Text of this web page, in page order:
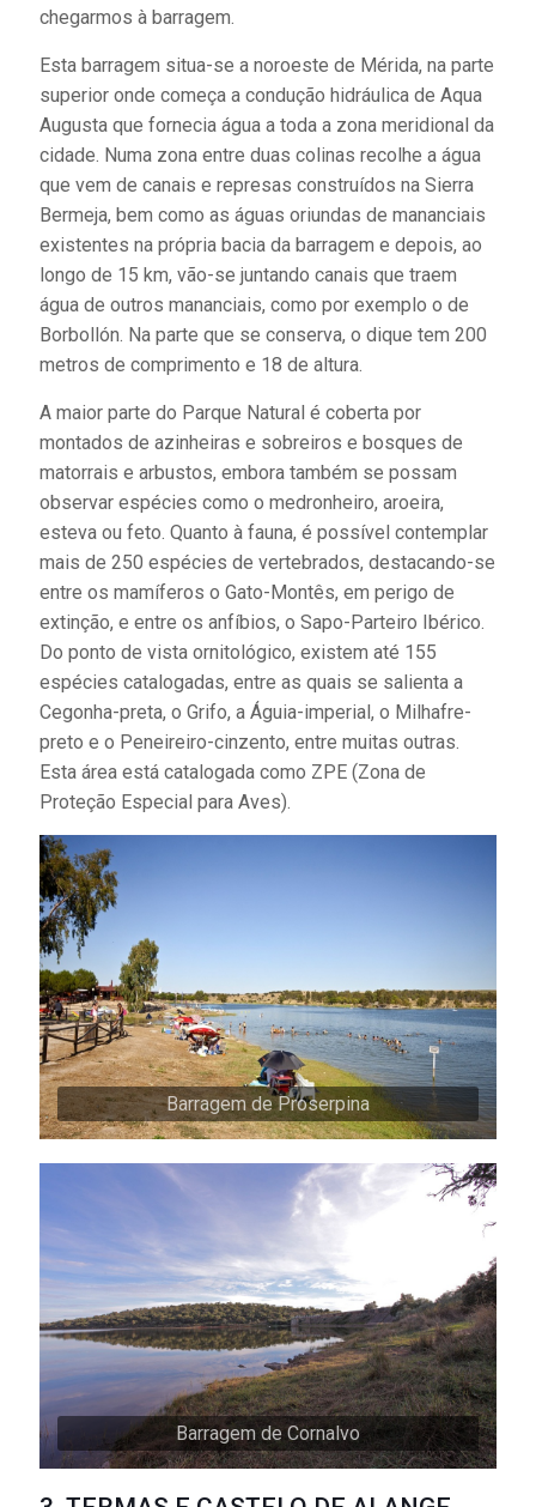
chegarmos à barragem.
Esta barragem situa-se a noroeste de Mérida, na parte
superior onde começa a condução hidráulica de Aqua
Augusta que fornecia água a toda a zona meridional da
cidade. Numa zona entre duas colinas recolhe a água
que vem de canais e represas construídos na Sierra
Bermeja, bem como as águas oriundas de mananciais
existentes na própria bacia da barragem e depois, ao
longo de 15 km, vão-se juntando canais que traem
água de outros mananciais, como por exemplo o de
Borbollón. Na parte que se conserva, o dique tem 200
metros de comprimento e 18 de altura.
A maior parte do Parque Natural é coberta por
montados de azinheiras e sobreiros e bosques de
matorrais e arbustos, embora também se possam
observar espécies como o medronheiro, aroeira,
esteva ou feto. Quanto à fauna, é possível contemplar
mais de 250 espécies de vertebrados, destacando-se
entre os mamíferos o Gato-Montês, em perigo de
extinção, e entre os anfíbios, o Sapo-Parteiro Ibérico.
Do ponto de vista ornitológico, existem até 155
espécies catalogadas, entre as quais se salienta a
Cegonha-preta, o Grifo, a Águia-imperial, o Milhafre-
preto e o Peneireiro-cinzento, entre muitas outras.
Esta área está catalogada como ZPE (Zona de
Proteção Especial para Aves).
Barragem de Proserpina
Barragem de Cornalvo